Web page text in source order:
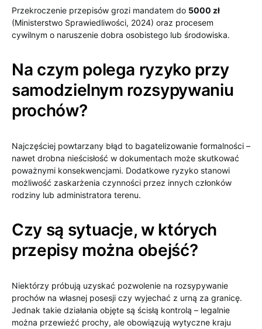
Przekroczenie przepisów grozi mandatem do 5000 zł
(Ministerstwo Sprawiedliwości, 2024) oraz procesem
cywilnym o naruszenie dobra osobistego lub środowiska.
Na czym polega ryzyko przy
samodzielnym rozsypywaniu
prochów?
Najczęściej powtarzany błąd to bagatelizowanie formalności –
nawet drobna nieścisłość w dokumentach może skutkować
poważnymi konsekwencjami. Dodatkowe ryzyko stanowi
możliwość zaskarżenia czynności przez innych członków
rodziny lub administratora terenu.
Czy są sytuacje, w których
przepisy można obejść?
Niektórzy próbują uzyskać pozwolenie na rozsypywanie
prochów na własnej posesji czy wyjechać z urną za granicę.
Jednak takie działania objęte są ścisłą kontrolą – legalnie
można przewieźć prochy, ale obowiązują wytyczne kraju